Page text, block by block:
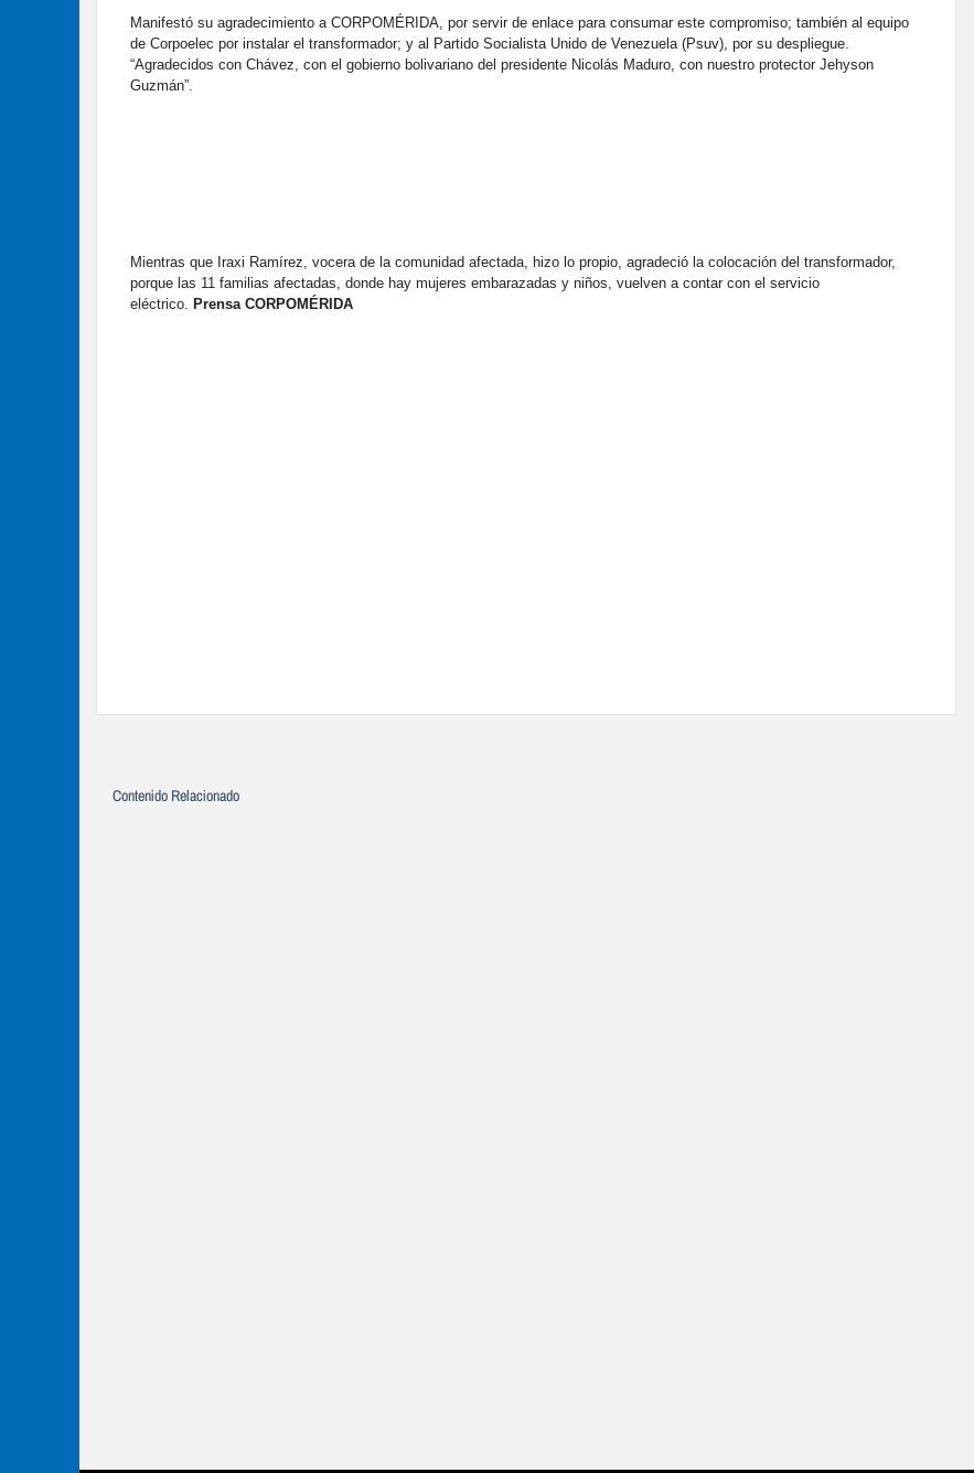
Manifestó su agradecimiento a CORPOMÉRIDA, por servir de enlace para consumar este compromiso; también al equipo
de Corpoelec por instalar el transformador; y al Partido Socialista Unido de Venezuela (Psuv), por su despliegue.
“Agradecidos con Chávez, con el gobierno bolivariano del presidente Nicolás Maduro, con nuestro protector Jehyson
Guzmán”.
Mientras que Iraxi Ramírez, vocera de la comunidad afectada, hizo lo propio, agradeció la colocación del transformador,
porque las 11 familias afectadas, donde hay mujeres embarazadas y niños, vuelven a contar con el servicio
eléctrico. Prensa CORPOMÉRIDA
Contenido Relacionado